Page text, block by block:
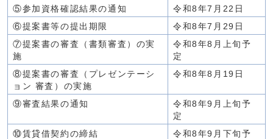
⑤参加資格確認結果の通知
令和8年7月22日
⑥提案書等の提出期限
令和8年7月29日
⑦提案書の審査（書類審査）の実
施
令和8年8月上旬予
定
⑧提案書の審査（プレゼンテーシ
ョン 審査）の実施
令和8年8月19日
⑨審査結果の通知
令和8年9月上旬予
定
⑩賃貸借契約の締結
令和8年9月下旬予